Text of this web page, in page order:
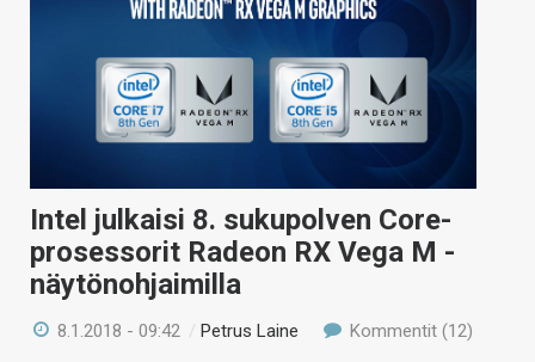
Intel julkaisi 8. sukupolven Core-
prosessorit Radeon RX Vega M -
näytönohjaimilla
8.1.2018 - 09:42 /Petrus Laine Kommentit (12)